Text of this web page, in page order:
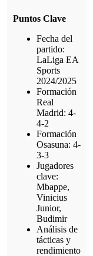
Puntos Clave
Fecha del
partido:
LaLiga EA
Sports
2024/2025
Formación
Real
Madrid: 4-
4-2
Formación
Osasuna: 4-
3-3
Jugadores
clave:
Mbappe,
Vinicius
Junior,
Budimir
Análisis de
tácticas y
rendimiento